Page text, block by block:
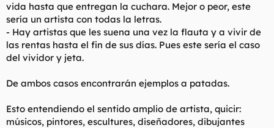
vida hasta que entregan la cuchara. Mejor o peor, este
sería un artista con todas la letras.
- Hay artistas que les suena una vez la flauta y a vivir de
las rentas hasta el fin de sus días. Pues este sería el caso
del vividor y jeta.
De ambos casos encontrarán ejemplos a patadas.
Esto entendiendo el sentido amplio de artista, quicir:
músicos, pintores, escultures, diseñadores, dibujantes